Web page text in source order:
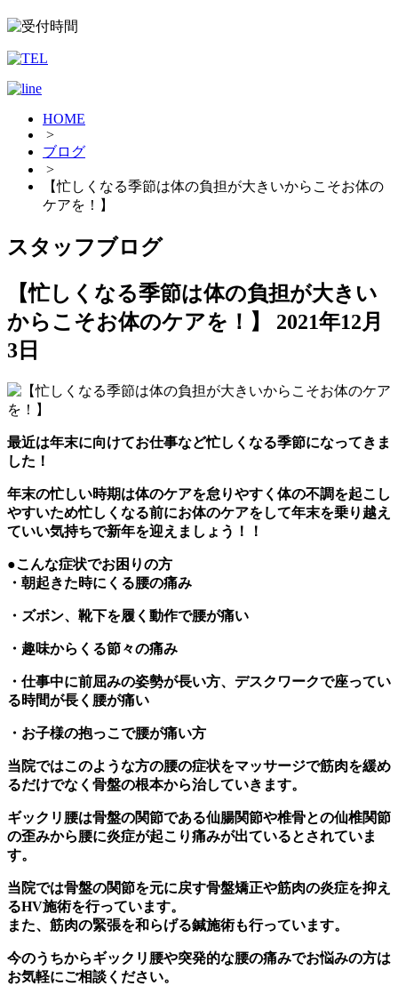
HOME
>
ブログ
>
【忙しくなる季節は体の負担が大きいからこそお体の
ケアを！】
スタッフブログ
【忙しくなる季節は体の負担が大きい
からこそお体のケアを！】
2021年12月
3日
最近は年末に向けてお仕事など忙しくなる季節になってきま
した！
年末の忙しい時期は体のケアを怠りやすく体の不調を起こし
やすいため忙しくなる前にお体のケアをして年末を乗り越え
ていい気持ちで新年を迎えましょう！！
●こんな症状でお困りの方
・朝起きた時にくる腰の痛み
・ズボン、靴下を履く動作で腰が痛い
・趣味からくる節々の痛み
・仕事中に前屈みの姿勢が長い方、デスクワークで座ってい
る時間が長く腰が痛い
・お子様の抱っこで腰が痛い方
当院ではこのような方の腰の症状をマッサージで筋肉を緩め
るだけでなく骨盤の根本から治していきます。
ギックリ腰は骨盤の関節である仙腸関節や椎骨との仙椎関節
の歪みから腰に炎症が起こり痛みが出ているとされていま
す。
当院では骨盤の関節を元に戻す骨盤矯正や筋肉の炎症を抑え
るHV施術を行っています。
また、筋肉の緊張を和らげる鍼施術も行っています。
今のうちからギックリ腰や突発的な腰の痛みでお悩みの方は
お気軽にご相談ください。